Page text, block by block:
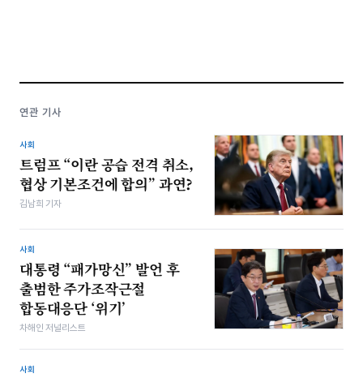
연관 기사
사회
트럼프 “이란 공습 전격 취소,
협상 기본조건에 합의” 과연?
김남희 기자
사회
대통령 “패가망신” 발언 후
출범한 주가조작근절
합동대응단 ‘위기’
차해인 저널리스트
사회